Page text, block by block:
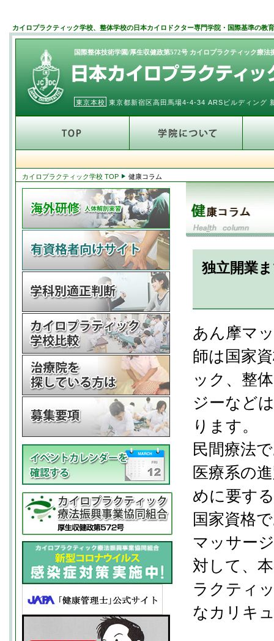
カイロプラクティック学校、整体学校の日本カイロドクター専門学院・国際基準の教
国際整体技術学園/厚生収健政第572号 カイロプラクティック療法
東京本校 東京都新宿区高田馬場4-4-34 ARSビルディング
カイロプラクティック学校 TOP 健康コラム
独立開業
あん摩マ
師は国家
ック、整
ジーなど
ります。
民間療法
医療系の
めに要す
国家資格
マッサー
対して、
ラクティ
なカリキ